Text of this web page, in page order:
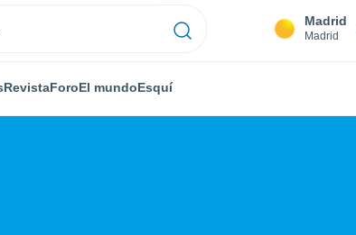
Madrid
Madrid
RevistaForoEl mundoEsquí